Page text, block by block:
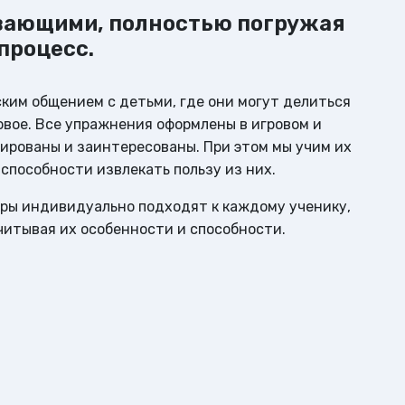
Леонидовна
полностью погружая
общением с детьми, где они могут делиться
Все упражнения оформлены в игровом и
и заинтересованы. При этом мы учим их
извлекать пользу из них.
индивидуально подходят к каждому ученику,
их особенности и способности.